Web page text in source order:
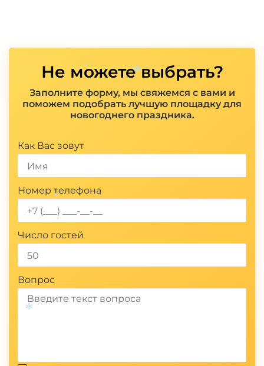
Не можете выбрать?
Заполните форму, мы свяжемся с вами и
поможем подобрать лучшую площадку для
новогоднего праздника.
Как Вас зовут
Номер телефона
Вопрос
Число гостей
*
*
*